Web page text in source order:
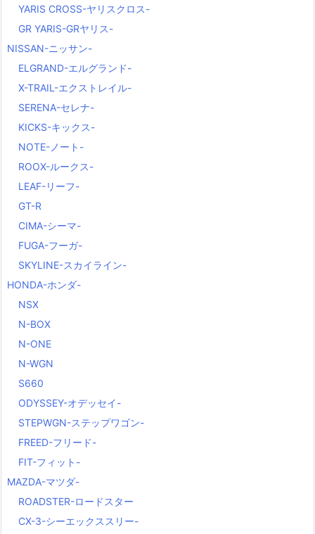
YARIS CROSS-ヤリスクロス-
GR YARIS-GRヤリス-
NISSAN-ニッサン-
ELGRAND-エルグランド-
X-TRAIL-エクストレイル-
SERENA-セレナ-
KICKS-キックス-
NOTE-ノート-
ROOX-ルークス-
LEAF-リーフ-
GT-R
CIMA-シーマ-
FUGA-フーガ-
SKYLINE-スカイライン-
HONDA-ホンダ-
NSX
N-BOX
N-ONE
N-WGN
S660
ODYSSEY-オデッセイ-
STEPWGN-ステップワゴン-
FREED-フリード-
FIT-フィット-
MAZDA-マツダ-
ROADSTER-ロードスター
CX-3-シーエックススリー-